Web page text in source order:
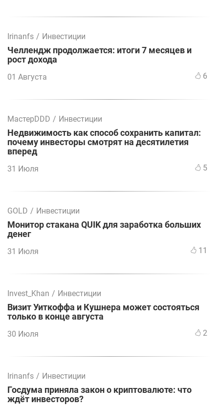
Irinanfs / Инвестиции
Челлендж продолжается: итоги 7 месяцев и
рост дохода
01 Августа 6
МастерDDD / Инвестиции
Недвижимость как способ сохранить капитал:
почему инвесторы смотрят на десятилетия
вперед
31 Июля 5
GOLD / Инвестиции
Монитор стакана QUIK для заработка больших
денег
31 Июля 11
Invest_Khan / Инвестиции
Визит Уиткоффа и Кушнера может состояться
только в конце августа
30 Июля 2
Irinanfs / Инвестиции
Госдума приняла закон о криптовалюте: что
ждёт инвесторов?